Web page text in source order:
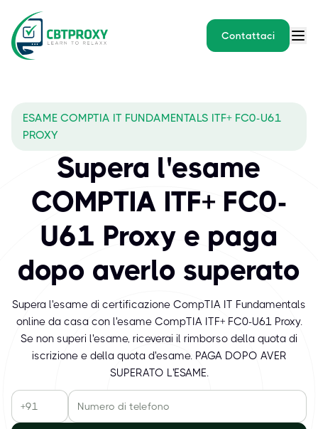
Contattaci
ESAME COMPTIA IT FUNDAMENTALS ITF+ FC0-U61
PROXY
Supera l'esame
COMPTIA ITF+ FC0-
U61 Proxy e paga
dopo averlo superato
Supera l'esame di certificazione CompTIA IT Fundamentals
online da casa con l'esame CompTIA ITF+ FC0-U61 Proxy.
Se non superi l'esame, riceverai il rimborso della quota di
iscrizione e della quota d'esame. PAGA DOPO AVER
SUPERATO L'ESAME.